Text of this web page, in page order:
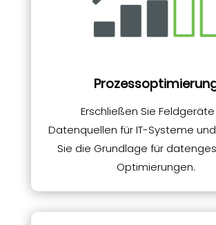
Erschließen Sie
Datenquellen für IT-Systeme
Sie die Grundlage für
Optimierungen.